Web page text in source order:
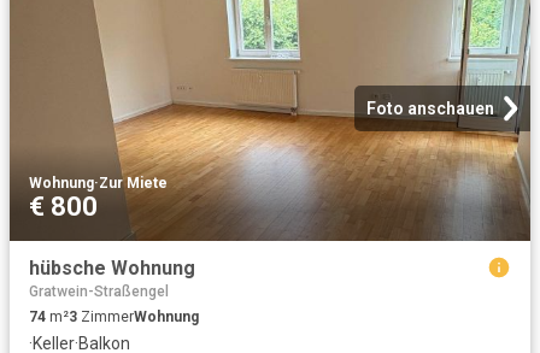
Foto anschauen
Wohnung·Zur Miete
€ 800
hübsche Wohnung
Gratwein-Straßengel
74 m²3 ZimmerWohnung
·Keller·Balkon